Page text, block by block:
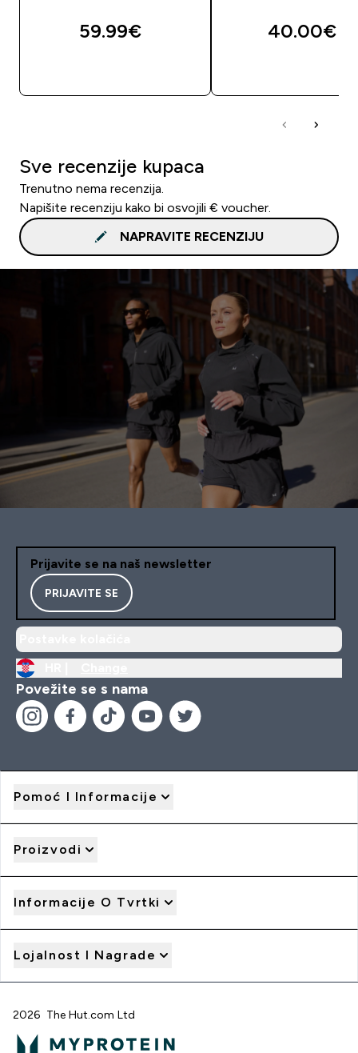
59.99€‎ 40.00€‎
Sve recenzije kupaca
Trenutno nema recenzija.
Napišite recenziju kako bi osvojili € voucher.
NAPRAVITE RECENZIJU
Prijavite se na naš newsletter
PRIJAVITE SE
Povežite se s nama
Pomoć I Informacije
Proizvodi
Informacije O Tvrtki
Lojalnost I Nagrade
2026 The Hut.com Ltd